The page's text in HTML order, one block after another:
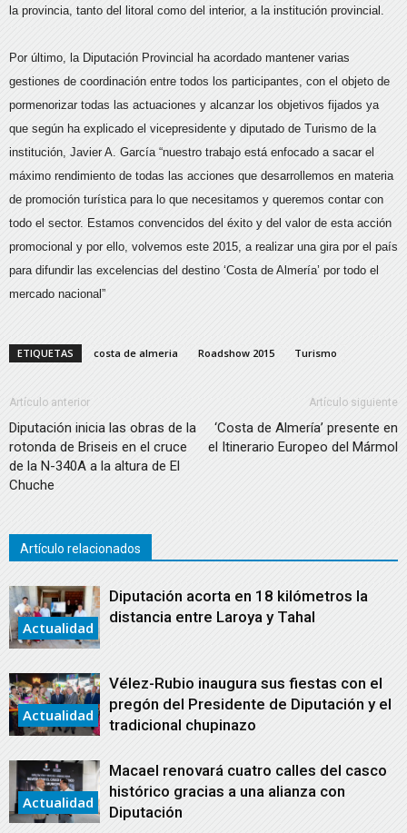
la provincia, tanto del litoral como del interior, a la institución provincial.
Por último, la Diputación Provincial ha acordado mantener varias
gestiones de coordinación entre todos los participantes, con el objeto de
pormenorizar todas las actuaciones y alcanzar los objetivos fijados ya
que según ha explicado el vicepresidente y diputado de Turismo de la
institución, Javier A. García “nuestro trabajo está enfocado a sacar el
máximo rendimiento de todas las acciones que desarrollemos en materia
de promoción turística para lo que necesitamos y queremos contar con
todo el sector. Estamos convencidos del éxito y del valor de esta acción
promocional y por ello, volvemos este 2015, a realizar una gira por el país
para difundir las excelencias del destino ‘Costa de Almería’ por todo el
mercado nacional”
ETIQUETAS costa de almeria Roadshow 2015 Turismo
Artículo anterior
Diputación inicia las obras de la
rotonda de Briseis en el cruce
de la N-340A a la altura de El
Chuche
Artículo siguiente
‘Costa de Almería’ presente en
el Itinerario Europeo del Mármol
Artículo relacionados
Actualidad
Diputación acorta en 18 kilómetros la
distancia entre Laroya y Tahal
Actualidad
Vélez-Rubio inaugura sus fiestas con el
pregón del Presidente de Diputación y el
tradicional chupinazo
Actualidad
Macael renovará cuatro calles del casco
histórico gracias a una alianza con
Diputación